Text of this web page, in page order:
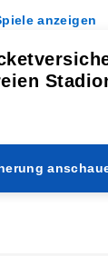
anzeigen